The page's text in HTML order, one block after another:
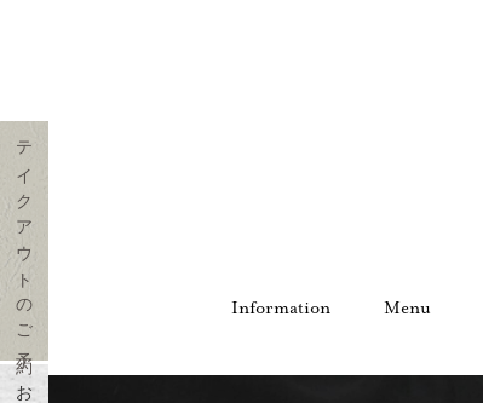
テイクアウトのご予約 Information Menu